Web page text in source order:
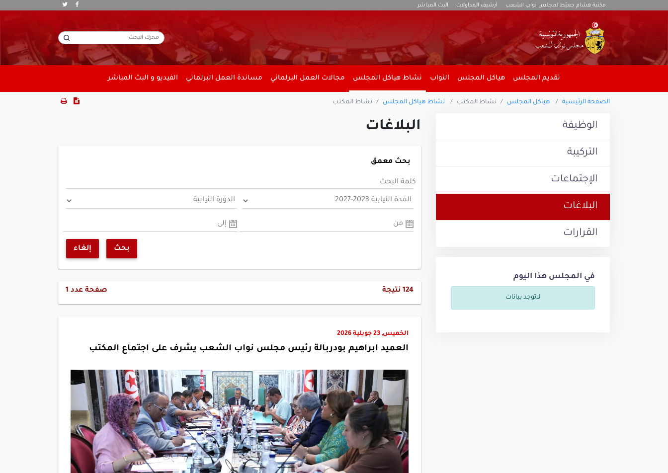
مكتبة هشام جعيّط لمجلس نواب الشعب أرشيف المداولات البث المباشر
تقديم المجلس هياكل المجلس النواب نشاط هياكل المجلس مجالات العمل البرلماني مساندة العمل البرلماني الفيديو و البث المباشر
الصفحة الرئيسية هياكل المجلس نشاط المكتب نشاط هياكل المجلس نشاط المكتب
الوظيفة
التركيبة
الإجتماعات
البلاغات
القرارات
في المجلس هذا اليوم
لاتوجد بيانات
البلاغات
بحث معمق
كلمة البحث
من إلى
بحث إلغاء
124 نتيجة صفحة عدد 1
الخميس, 23 جويلية 2026
العميد ابراهيم بودربالة رئيس مجلس نواب الشعب يشرف على اجتماع المكتب